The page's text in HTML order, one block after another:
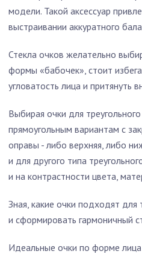
модели. Такой аксессуар
выстраивании аккуратного
Стекла очков желательно
формы «бабочек», стоит
угловатость лица и притянуть
Выбирая очки для
прямоугольным вариантам с
оправы - либо верхняя, либо
и для другого типа
и на контрастности цвета,
Зная, какие очки подходят для
и сформировать гармоничный
Идеальные очки по форме лица